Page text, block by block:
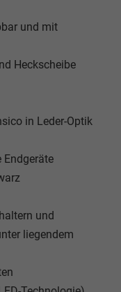
und mit
Heckscheibe
in Leder-Optik
und
liegendem